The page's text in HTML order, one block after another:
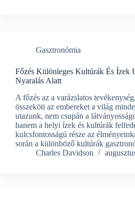
Gasztronómia
Főzés Különleges Kultúrák És Ízek
Nyaralás Alatt
A főzés az a varázslatos
összeköti az embereket a világ
utazunk, nem csupán a
hanem a helyi ízek és kultúrák
kulcsfontosságú része az
során a különböző kultúrák
Charles Davidson